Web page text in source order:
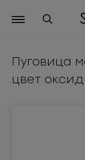
Пуговица
цвет